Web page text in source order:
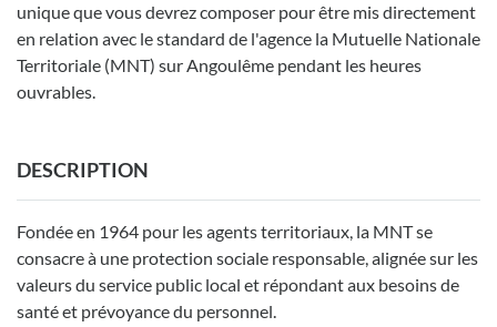
unique que vous devrez composer pour être mis directement
en relation avec le standard de l'agence la Mutuelle Nationale
Territoriale (MNT) sur Angoulême pendant les heures
ouvrables.
DESCRIPTION
Fondée en 1964 pour les agents territoriaux, la MNT se
consacre à une protection sociale responsable, alignée sur les
valeurs du service public local et répondant aux besoins de
santé et prévoyance du personnel.